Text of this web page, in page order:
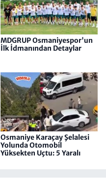
MDGRUP Osmaniyespor'un
İlk İdmanından Detaylar
Osmaniye Karaçay Şelalesi
Yolunda Otomobil
Yüksekten Uçtu: 5 Yaralı